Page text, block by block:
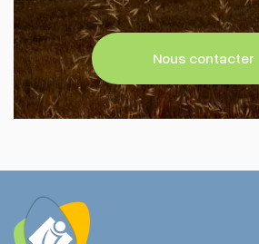
Nous contacter